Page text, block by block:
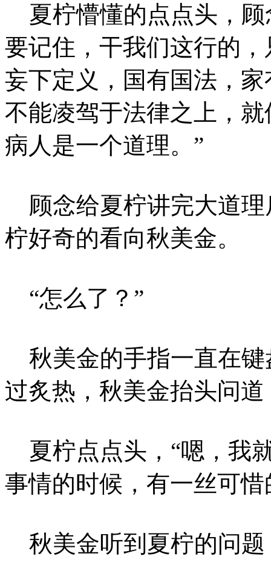
夏柠懵懂的点点头，顾
要记住，干我们这行的
妄下定义，国有国法，
不能凌驾于法律之上，
病人是一个道理。”
顾念给夏柠讲完大道理
柠好奇的看向秋美金。
“怎么了？”
秋美金的手指一直在键
过炙热，秋美金抬头问道
夏柠点点头，“嗯，我
事情的时候，有一丝可惜
秋美金听到夏柠的问题